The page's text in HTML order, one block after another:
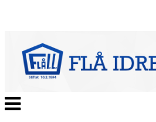
Veksle
navigasjon